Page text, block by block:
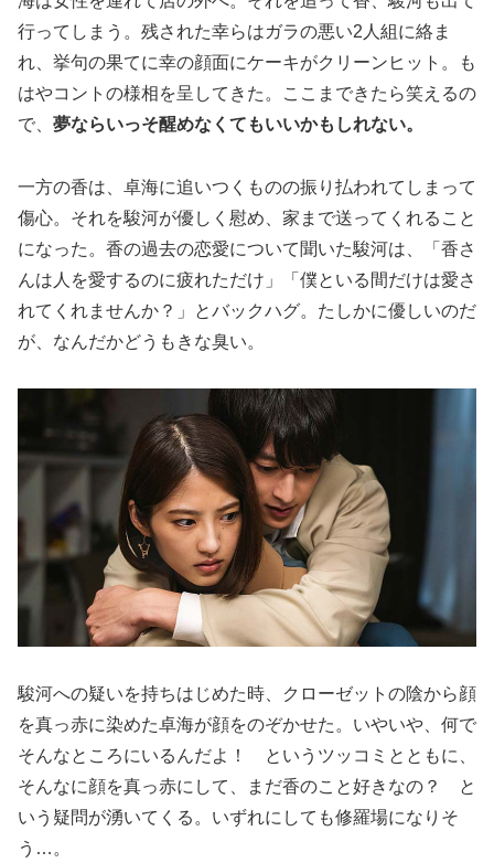
行ってしまう。残された幸らはガラの悪い2人組に絡ま
れ、挙句の果てに幸の顔面にケーキがクリーンヒット。も
はやコントの様相を呈してきた。ここまできたら笑えるの
で、 夢ならいっそ醒めなくてもいいかもしれない。
一方の香は、卓海に追いつくものの振り払われてしまって
傷心。それを駿河が優しく慰め、家まで送ってくれること
になった。香の過去の恋愛について聞いた駿河は、「香さ
んは人を愛するのに疲れただけ」「僕といる間だけは愛さ
れてくれませんか？」とバックハグ。たしかに優しいのだ
が、なんだかどうもきな臭い。
駿河への疑いを持ちはじめた時、クローゼットの陰から顔
を真っ赤に染めた卓海が顔をのぞかせた。いやいや、何で
そんなところにいるんだよ！ というツッコミとともに、
そんなに顔を真っ赤にして、まだ香のこと好きなの？ と
いう疑問が湧いてくる。いずれにしても修羅場になりそ
う…。